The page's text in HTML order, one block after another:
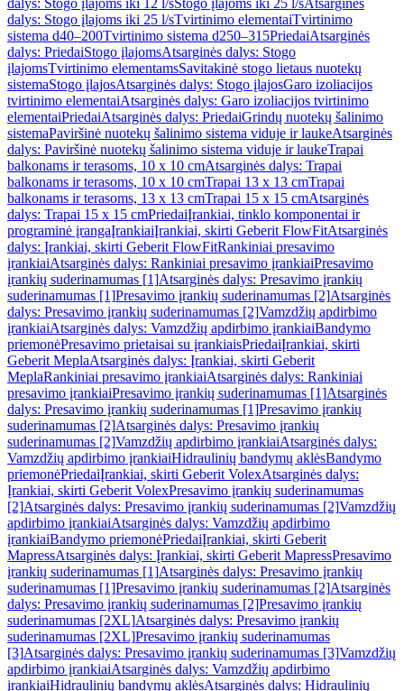
dalys: Stogo įlajoms iki 12 l/sStogo įlajoms iki 25 l/sAtsarginės
dalys: Stogo įlajoms iki 25 l/sTvirtinimo elementaiTvirtinimo
sistema d40–200Tvirtinimo sistema d250–315PriedaiAtsarginės
dalys: PriedaiStogo įlajomsAtsarginės dalys: Stogo
įlajomsTvirtinimo elementamsSavitakinė stogo lietaus nuotekų
sistemaStogo įlajosAtsarginės dalys: Stogo įlajosGaro izoliacijos
tvirtinimo elementaiAtsarginės dalys: Garo izoliacijos tvirtinimo
elementaiPriedaiAtsarginės dalys: PriedaiGrindų nuotekų šalinimo
sistemaPaviršinė nuotekų šalinimo sistema viduje ir laukeAtsarginės
dalys: Paviršinė nuotekų šalinimo sistema viduje ir laukeTrapai
balkonams ir terasoms, 10 x 10 cmAtsarginės dalys: Trapai
balkonams ir terasoms, 10 x 10 cmTrapai 13 x 13 cmTrapai
balkonams ir terasoms, 13 x 13 cmTrapai 15 x 15 cmAtsarginės
dalys: Trapai 15 x 15 cmPriedaiĮrankiai, tinklo komponentai ir
programinė įrangaĮrankiaiĮrankiai, skirti Geberit FlowFitAtsarginės
dalys: Įrankiai, skirti Geberit FlowFitRankiniai presavimo
įrankiaiAtsarginės dalys: Rankiniai presavimo įrankiaiPresavimo
įrankių suderinamumas [1]Atsarginės dalys: Presavimo įrankių
suderinamumas [1]Presavimo įrankių suderinamumas [2]Atsarginės
dalys: Presavimo įrankių suderinamumas [2]Vamzdžių apdirbimo
įrankiaiAtsarginės dalys: Vamzdžių apdirbimo įrankiaiBandymo
priemonėPresavimo prietaisai su įrankiaisPriedaiĮrankiai, skirti
Geberit MeplaAtsarginės dalys: Įrankiai, skirti Geberit
MeplaRankiniai presavimo įrankiaiAtsarginės dalys: Rankiniai
presavimo įrankiaiPresavimo įrankių suderinamumas [1]Atsarginės
dalys: Presavimo įrankių suderinamumas [1]Presavimo įrankių
suderinamumas [2]Atsarginės dalys: Presavimo įrankių
suderinamumas [2]Vamzdžių apdirbimo įrankiaiAtsarginės dalys:
Vamzdžių apdirbimo įrankiaiHidraulinių bandymų aklėsBandymo
priemonėPriedaiĮrankiai, skirti Geberit VolexAtsarginės dalys:
Įrankiai, skirti Geberit VolexPresavimo įrankių suderinamumas
[2]Atsarginės dalys: Presavimo įrankių suderinamumas [2]Vamzdžių
apdirbimo įrankiaiAtsarginės dalys: Vamzdžių apdirbimo
įrankiaiBandymo priemonėPriedaiĮrankiai, skirti Geberit
MapressAtsarginės dalys: Įrankiai, skirti Geberit MapressPresavimo
įrankių suderinamumas [1]Atsarginės dalys: Presavimo įrankių
suderinamumas [1]Presavimo įrankių suderinamumas [2]Atsarginės
dalys: Presavimo įrankių suderinamumas [2]Presavimo įrankių
suderinamumas [2XL]Atsarginės dalys: Presavimo įrankių
suderinamumas [2XL]Presavimo įrankių suderinamumas
[3]Atsarginės dalys: Presavimo įrankių suderinamumas [3]Vamzdžių
apdirbimo įrankiaiAtsarginės dalys: Vamzdžių apdirbimo
įrankiaiHidraulinių bandymų aklėsAtsarginės dalys: Hidraulinių